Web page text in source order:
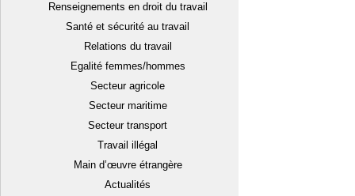
Renseignements en droit du travail
Santé et sécurité au travail
Relations du travail
Egalité femmes/hommes
Secteur agricole
Secteur maritime
Secteur transport
Travail illégal
Main d’œuvre étrangère
Actualités